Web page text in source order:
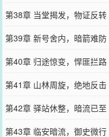
第38章 当堂揭发，物证反转
第39章 新号舍内，暗箭难防
第40章 归途惊变，悍匪拦路
第41章 山林周旋，绝地反击
第42章 驿站休整，暗流已至
第43章 临安暗流，御史微行